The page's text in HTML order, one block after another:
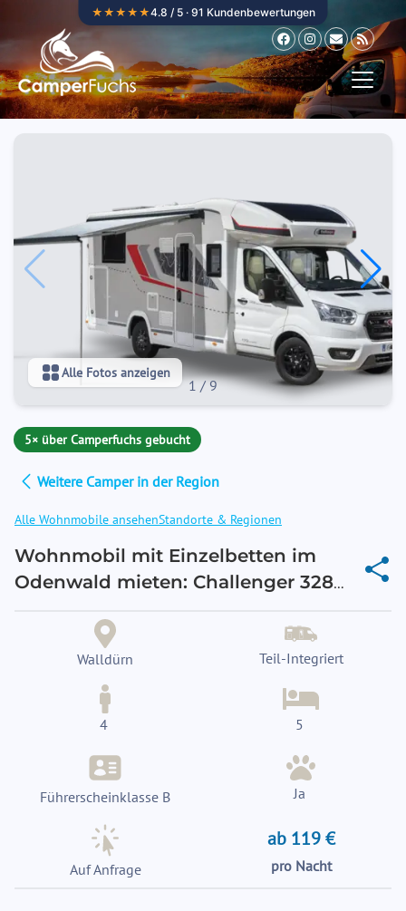
Zum Inhalt springen
1 /9
Alle Fotos anzeigen
5× über Camperfuchs gebucht
Weitere Camper in der Region
Alle Wohnmobile ansehenStandorte & Regionen
Wohnmobil mit Einzelbetten im
Odenwald mieten: Challenger 328
Walldürn Teil-Integriert
4 5
Führerscheinklasse B Ja
Auf Anfrage
ab 119 €
pro Nacht
★★★★★4.8 / 5 · 91 Kundenbewertungen